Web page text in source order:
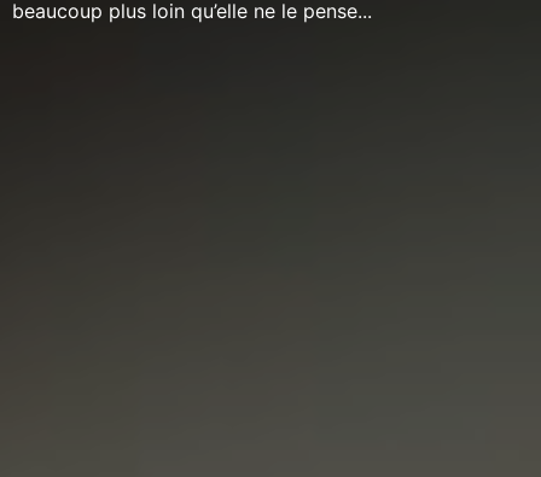
beaucoup plus loin qu’elle ne le pense...